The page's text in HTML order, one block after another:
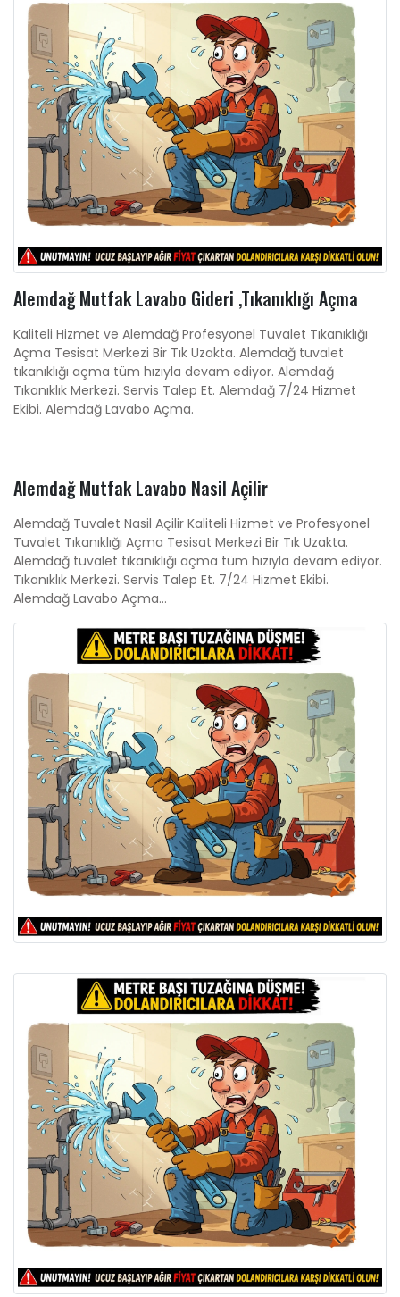
Alemdağ Mutfak Lavabo Gideri ,Tıkanıklığı Açma
Kaliteli Hizmet ve Alemdağ Profesyonel Tuvalet Tıkanıklığı
Açma Tesisat Merkezi Bir Tık Uzakta. Alemdağ tuvalet
tıkanıklığı açma tüm hızıyla devam ediyor. Alemdağ
Tıkanıklık Merkezi. Servis Talep Et. Alemdağ 7/24 Hizmet
Ekibi. Alemdağ Lavabo Açma.
Alemdağ Mutfak Lavabo Nasil Açilir
Alemdağ Tuvalet Nasil Açilir Kaliteli Hizmet ve Profesyonel
Tuvalet Tıkanıklığı Açma Tesisat Merkezi Bir Tık Uzakta.
Alemdağ tuvalet tıkanıklığı açma tüm hızıyla devam ediyor.
Tıkanıklık Merkezi. Servis Talep Et. 7/24 Hizmet Ekibi.
Alemdağ Lavabo Açma...